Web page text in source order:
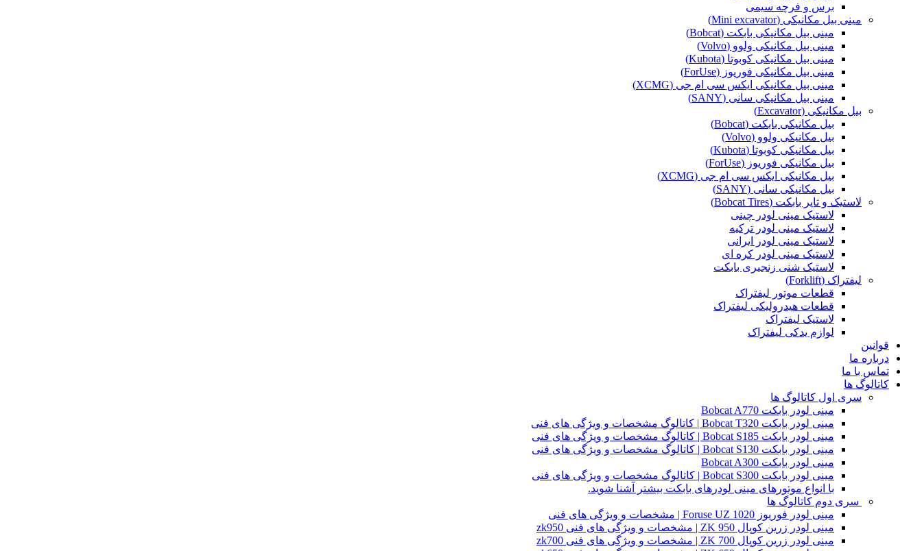
برس و فرچه سیمی
مینی بیل مکانیکی (Mini excavator)
مینی بیل مکانیکی بابکت (Bobcat)
مینی بیل مکانیکی ولوو (Volvo)
مینی بیل مکانیکی کوبوتا (Kubota)
مینی بیل مکانیکی فوریوز (ForUse)
مینی بیل مکانیکی ایکس سی ام جی (XCMG)
مینی بیل مکانیکی سانی (SANY)
بیل مکانیکی (Excavator)
بیل مکانیکی بابکت (Bobcat)
بیل مکانیکی ولوو (Volvo)
بیل مکانیکی کوبوتا (Kubota)
بیل مکانیکی فوریوز (ForUse)
بیل مکانیکی ایکس سی ام جی (XCMG)
بیل مکانیکی سانی (SANY)
لاستیک و تایر بابکت (Bobcat Tires)
لاستیک مینی لودر چینی
لاستیک مینی لودر ترکیه
لاستیک مینی لودر ایرانی
لاستیک مینی لودر کره ای
لاستیک شنی زنجیری بابکت
لیفتراک (Forklift)
قطعات موتور لیفتراک
قطعات هیدرولیکی لیفتراک
لاستیک لیفتراک
لوازم یدکی لیفتراک
قوانین
درباره ما
تماس با ما
کاتالوگ ها
سری اول کاتالوگ ها
مینی لودر بابکت Bobcat A770
مینی لودر بابکت Bobcat T320 | کاتالوگ مشخصات و ویژگی های فنی
مینی لودر بابکت Bobcat S185 | کاتالوگ مشخصات و ویژگی های فنی
مینی لودر بابکت Bobcat S130 | کاتالوگ مشخصات و ویژگی های فنی
مینی لودر بابکت Bobcat A300
مینی لودر بابکت Bobcat S300 | کاتالوگ مشخصات و ویژگی های فنی
با انواع موتورهای مینی لودرهای بابکت بیشتر آشنا شوید.
سری دوم کاتالوگ ها
مینی لودر فوریوز Foruse UZ 1020 | مشخصات و ویژگی های فنی
مینی لودر زرین کوپال ZK 950 | مشخصات و ویژگی های فنی zk950
مینی لودر زرین کوپال ZK 700 | مشخصات و ویژگی های فنی zk700